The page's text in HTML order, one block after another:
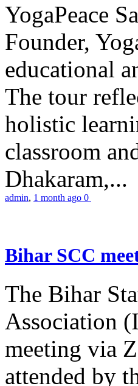
YogaPeace
Founder,
educational
The tour
holistic
classroom
Dhakaram,...
admin, 1 month ago 0
Bihar SCC
The Bihar
Association
meeting via
attended by